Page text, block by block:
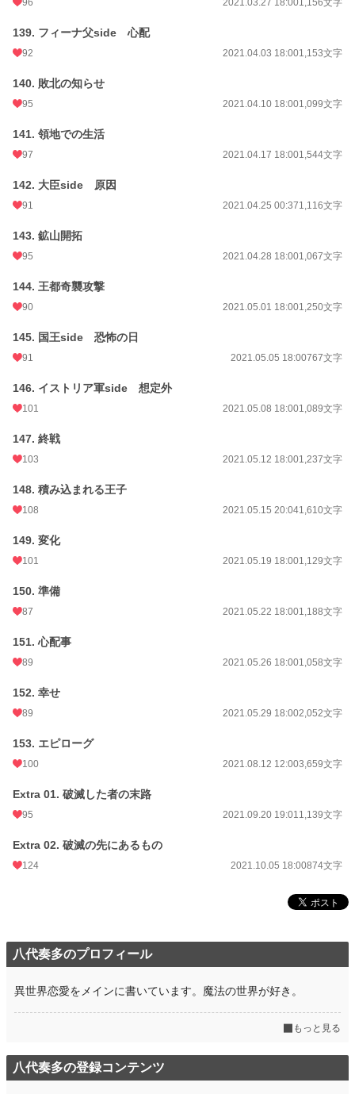
96 2021.03.27 18:001,156文字
139. フィーナ父side 心配
92 2021.04.03 18:001,153文字
140. 敗北の知らせ
95 2021.04.10 18:001,099文字
141. 領地での生活
97 2021.04.17 18:001,544文字
142. 大臣side 原因
91 2021.04.25 00:371,116文字
143. 鉱山開拓
95 2021.04.28 18:001,067文字
144. 王都奇襲攻撃
90 2021.05.01 18:001,250文字
145. 国王side 恐怖の日
91 2021.05.05 18:00767文字
146. イストリア軍side 想定外
101 2021.05.08 18:001,089文字
147. 終戦
103 2021.05.12 18:001,237文字
148. 積み込まれる王子
108 2021.05.15 20:041,610文字
149. 変化
101 2021.05.19 18:001,129文字
150. 準備
87 2021.05.22 18:001,188文字
151. 心配事
89 2021.05.26 18:001,058文字
152. 幸せ
89 2021.05.29 18:002,052文字
153. エピローグ
100 2021.08.12 12:003,659文字
Extra 01. 破滅した者の末路
95 2021.09.20 19:011,139文字
Extra 02. 破滅の先にあるもの
124 2021.10.05 18:00874文字
八代奏多のプロフィール
異世界恋愛をメインに書いています。魔法の世界が好き。
もっと見る
八代奏多の登録コンテンツ